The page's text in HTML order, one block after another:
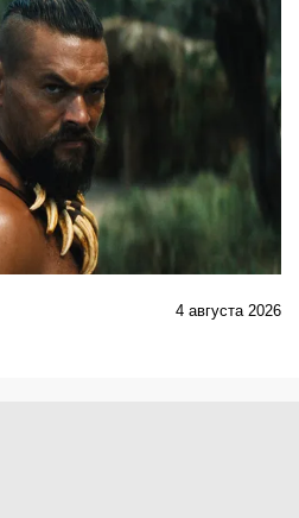
4 августа 2026